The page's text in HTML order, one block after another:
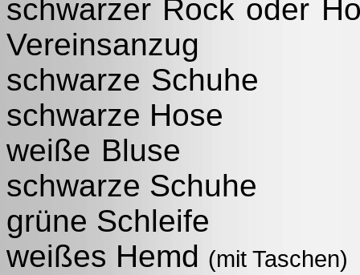
schwarzer
Vereinsanzug
schwarze Hose
schwarze Schuhe
grüne
weißes Hemd (mit Taschen)